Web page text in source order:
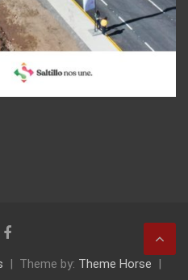
Theme by: Theme Horse